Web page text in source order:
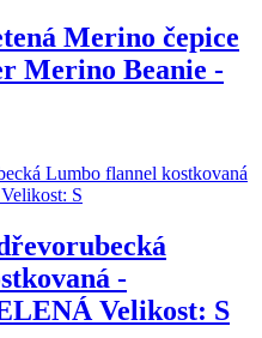
Merino čepice
Merino Beanie -
-
Velikost: S